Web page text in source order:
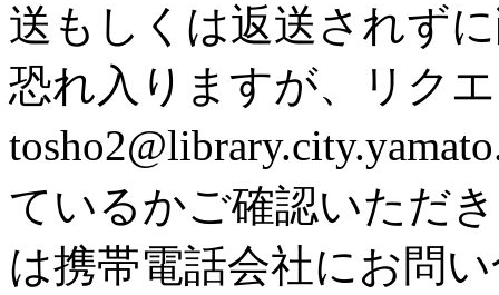
送もしくは返送されず
恐れ入りますが、リク
ているかご確認いただ
は携帯電話会社にお問